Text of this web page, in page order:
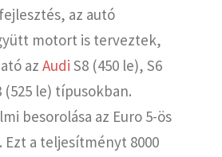
az autó
motort is terveztek,
az Audi S8 (450 le), S6
(525 le) típusokban.
besorolása az Euro 5-ös
a teljesítményt 8000